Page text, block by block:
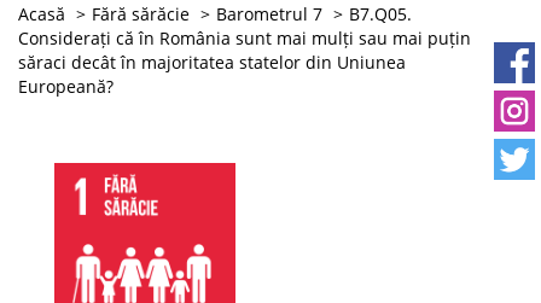
Acasă Fără sărăcie Barometrul 7
B7.Q05.
Considerați că în România sunt mai mulți sau mai puțin
săraci decât în majoritatea statelor din Uniunea
Europeană?